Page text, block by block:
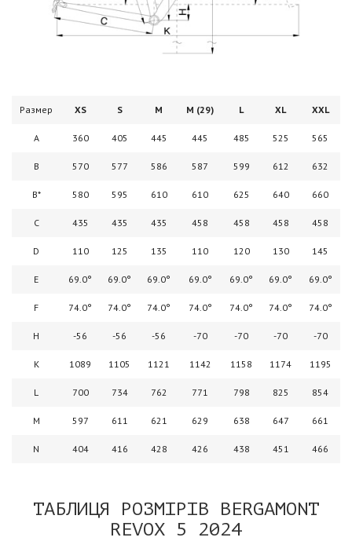
Размер XS S M M (29) L XL XXL
A 360 405 445 445 485 525 565
B 570 577 586 587 599 612 632
B* 580 595 610 610 625 640 660
C 435 435 435 458 458 458 458
D 110 125 135 110 120 130 145
E 69.0° 69.0° 69.0° 69.0° 69.0° 69.0° 69.0°
F 74.0° 74.0° 74.0° 74.0° 74.0° 74.0° 74.0°
H -56 -56 -56 -70 -70 -70 -70
K 1089 1105 1121 1142 1158 1174 1195
L 700 734 762 771 798 825 854
M 597 611 621 629 638 647 661
N 404 416 428 426 438 451 466
ТАБЛИЦЯ РОЗМІРІВ BERGAMONT
REVOX 5 2024